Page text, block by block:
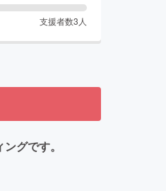
支援者数3 人
グです。